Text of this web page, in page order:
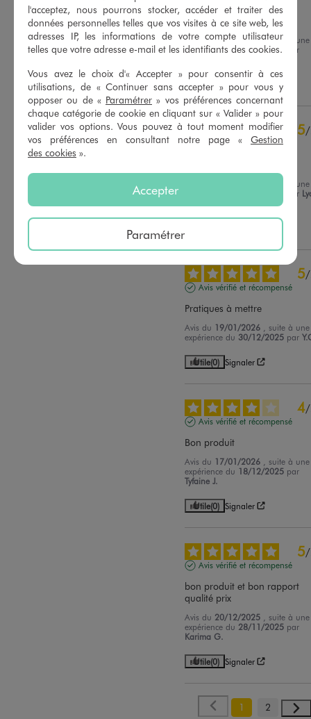
Basé sur8 avis soumis à un
Voir tous les avis sur ce site
5étoiles
6
4étoiles
2
0
2étoiles
Belles et chaudes
Avis du29/01/2026 , suite à une
expérience du16/01/2026
par
Utile(0) Signaler
5/
Avis vérifié et récompensé
, suite à une
par
5/
Avis vérifié et récompensé
Pratiques à mettre
Avis du 19/01/2026
, suite à une
expérience du 30/12/2025 par
Utile(0) Signaler
4/
Avis vérifié et récompensé
Bon produit
Avis du 17/01/2026
, suite à une
expérience du 18/12/2025 par
Tyfaine J.
Utile(0) Signaler
5/
Avis vérifié et récompensé
bon produit et bon rapport
qualité prix
Avis du 20/12/2025
, suite à une
expérience du 28/11/2025 par
Karima G.
Utile(0) Signaler
1 2
l'acceptez, nous pourrons stocker, accéder et traiter des
données personnelles telles que vos visites à ce site web, les
adresses IP, les informations de votre compte utilisateur
telles que votre adresse e-mail et les identifiants des cookies.
Vous avez le choix d'« Accepter » pour consentir à ces
utilisations, de « Continuer sans accepter » pour vous y
opposer ou de « Paramétrer » vos préférences concernant
chaque catégorie de cookie en cliquant sur « Valider » pour
valider vos options. Vous pouvez à tout moment modifier
vos préférences en consultant notre page « Gestion
des cookies ».
Accepter
Paramétrer